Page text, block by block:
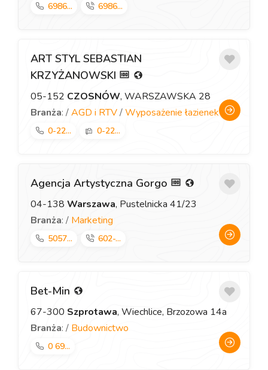
6986... 6986...
ART STYL SEBASTIAN
KRZYŻANOWSKI
05-152 CZOSNÓW, WARSZAWSKA 28
Branża: /AGD i RTV/Wyposażenie łazienek
0-22... 0-22...
Agencja Artystyczna Gorgo
04-138 Warszawa, Pustelnicka 41/23
Branża: / Marketing
5057... 602-...
Bet-Min
67-300 Szprotawa, Wiechlice, Brzozowa 14a
Branża: / Budownictwo
0 69...